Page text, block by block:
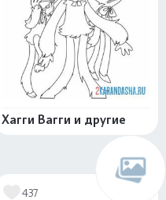
Хагги Вагги и другие
437